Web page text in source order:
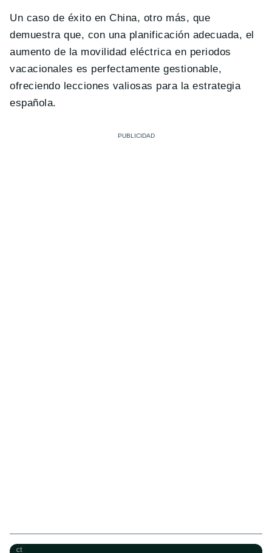
Un caso de éxito en China, otro más, que
demuestra que, con una planificación adecuada, el
aumento de la movilidad eléctrica en periodos
vacacionales es perfectamente gestionable,
ofreciendo lecciones valiosas para la estrategia
española.